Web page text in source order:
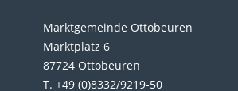
Marktgemeinde Ottobeuren
Marktplatz 6
87724 Ottobeuren
T. +49 (0)8332/9219-50